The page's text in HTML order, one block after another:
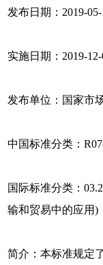
发布日期：2019-05-
实施日期：2019-12-
发布单位：国家市
中国标准分类：
国际标准分类：
输和贸易中的应用)
简介：本标准规定